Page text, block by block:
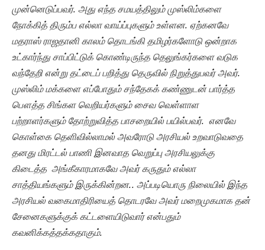
முன்னெடுப்பவர். அது எந்த சமயத்திலும் முஸ்லிம்களை
நோக்கித் திரும்ப எல்லா வாய்ப்புகளும் உள்ளன. ஏற்கனவே
மதராஸ் ராஜதானி காலம் தொடங்கி தமிழர்களோடு ஒன்றாக
உட்கார்ந்து சாப்பிட்டுக் கொண்டிருந்த தெலுங்கர்களை வடுக
வந்தேறி என்று தட்டைப் பறித்து தெருவில் நிறுத்துபவர் அவர்.
முஸ்லிம் மக்களை எப்போதும் சந்தேகக் கண்ணுடன் பார்த்த
பௌத்த சிங்கள வெறியர்களும் சைவ வெள்ளாள
பற்றாளர்களும் தோற்றுவித்த பாசறையில் பயில்பவர். எனவே
கொள்கை தெளிவில்லாமல் அவரோடு அரசியல் உறவாடுவதை
தனது மிரட்டல் பாணி இனவாத வெறுப்பு அரசியலுக்கு
கிடைத்த அங்கீகாரமாகவே அவர் கருதும் எல்லா
சாத்தியங்களும் இருக்கின்றன.. அப்படியொரு நிலையில் இந்த
அரசியல் வகைமாதிரியைத் தொடரவே அவர் மறைமுகமாக தன்
சேனைகளுக்குக் கட்டளையிடுவார் என்பதும்
கவனிக்கத்தக்கதாகும்.